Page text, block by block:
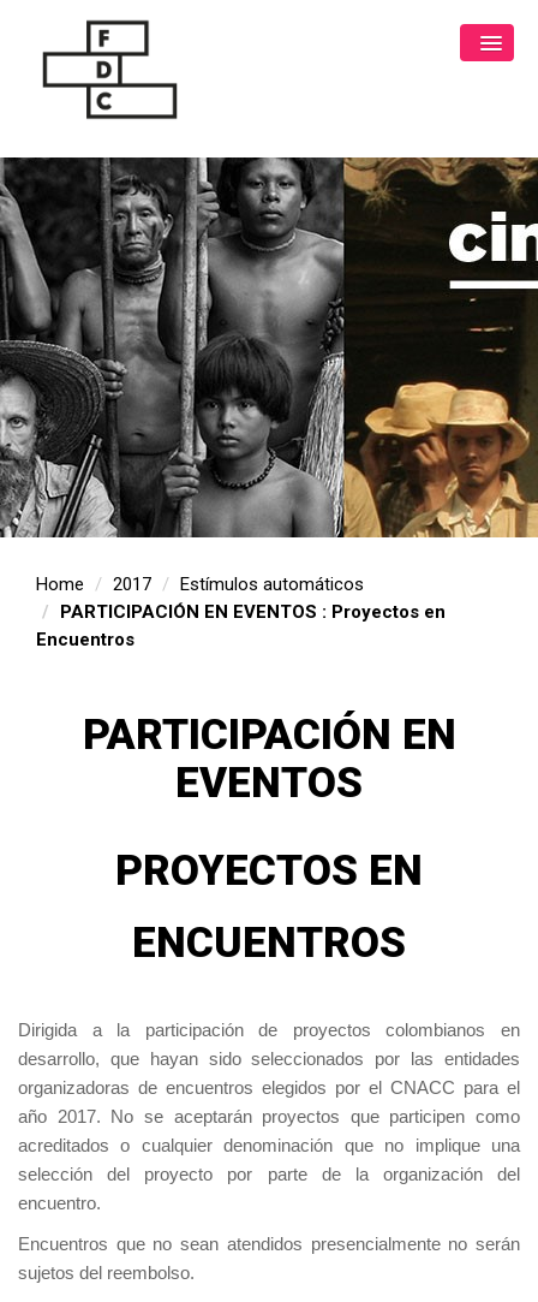
Home 2017
Estímulos automáticos
PARTICIPACIÓN EN EVENTOS : Proyectos en
Encuentros
PARTICIPACIÓN EN
EVENTOS
PROYECTOS EN
ENCUENTROS
Dirigida a la participación de proyectos colombianos en
desarrollo, que hayan sido seleccionados por las entidades
organizadoras de encuentros elegidos por el CNACC para el
año 2017. No se aceptarán proyectos que participen como
acreditados o cualquier denominación que no implique una
selección del proyecto por parte de la organización del
encuentro.
Encuentros que no sean atendidos presencialmente no serán
sujetos del reembolso.